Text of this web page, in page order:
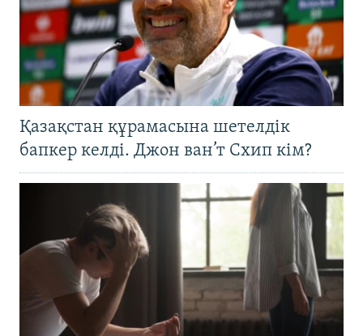
Қазақстан құрамасына шетелдік
бапкер келді. Джон ван’т Схип кім?